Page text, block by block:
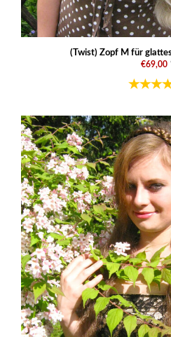
(Twist) Zopf M für
€69,00